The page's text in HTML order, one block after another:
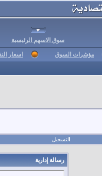
سوق الاسهم الرئيسية
مؤشرات السوق اسعار
التسجيل
رسالة إدارية